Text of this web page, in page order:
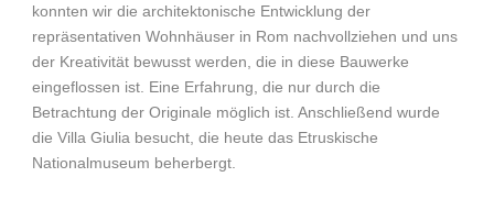
konnten wir die architektonische Entwicklung der
repräsentativen Wohnhäuser in Rom nachvollziehen und uns
der Kreativität bewusst werden, die in diese Bauwerke
eingeflossen ist. Eine Erfahrung, die nur durch die
Betrachtung der Originale möglich ist. Anschließend wurde
die Villa Giulia besucht, die heute das Etruskische
Nationalmuseum beherbergt.